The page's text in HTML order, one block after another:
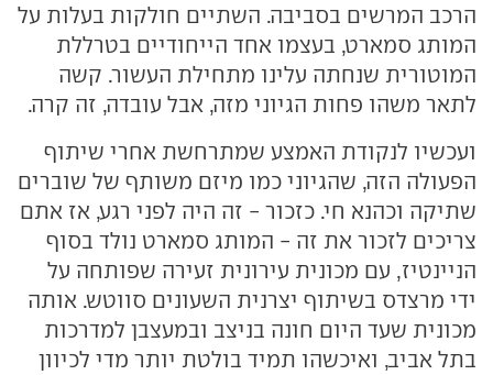
הרכב המרשים בסביבה. השתיים חולקות בעלות על
המותג סמארט, בעצמו אחד הייחודיים בטרללת
המוטורית שנחתה עלינו מתחילת העשור. קשה
לתאר משהו פחות הגיוני מזה, אבל עובדה, זה קרה.
ועכשיו לנקודת האמצע שמתרחשת אחרי שיתוף
הפעולה הזה, שהגיוני כמו מיזם משותף של שוברים
שתיקה וכהנא חי. כזכור - זה היה לפני רגע, אז אתם
צריכים לזכור את זה - המותג סמארט נולד בסוף
הניינטיז, עם מכונית עירונית זעירה שפותחה על
ידי מרצדס בשיתוף יצרנית השעונים סווטש. אותה
מכונית שעד היום חונה בניצב ובמעצבן למדרכות
בתל אביב, ואיכשהו תמיד בולטת יותר מדי לכיוון